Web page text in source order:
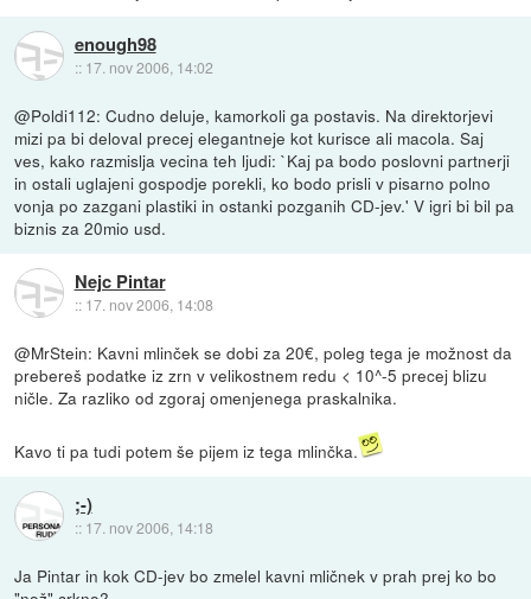
enough98
:: 17. nov 2006, 14:02
@Poldi112: Cudno deluje, kamorkoli ga postavis. Na direktorjevi
mizi pa bi deloval precej elegantneje kot kurisce ali macola. Saj
ves, kako razmislja vecina teh ljudi: `Kaj pa bodo poslovni partnerji
in ostali uglajeni gospodje porekli, ko bodo prisli v pisarno polno
vonja po zazgani plastiki in ostanki pozganih CD-jev.' V igri bi bil pa
biznis za 20mio usd.
Nejc Pintar
:: 17. nov 2006, 14:08
@MrStein: Kavni mlinček se dobi za 20€, poleg tega je možnost da
prebereš podatke iz zrn v velikostnem redu < 10^-5 precej blizu
ničle. Za razliko od zgoraj omenjenega praskalnika.
Kavo ti pa tudi potem še pijem iz tega mlinčka.
;-)
:: 17. nov 2006, 14:18
Ja Pintar in kok CD-jev bo zmelel kavni mličnek v prah prej ko bo